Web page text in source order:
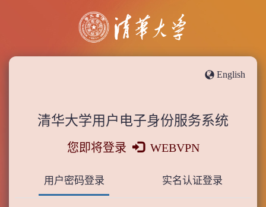
English
清华大学用户电子身份服务系统
您即将登录 WEBVPN
用户密码登录 实名认证登录